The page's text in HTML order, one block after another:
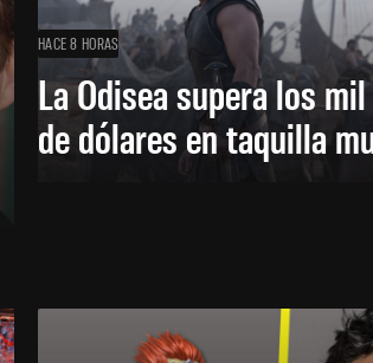
HACE 8 HORAS
La Odisea supera los
de dólares en taquilla